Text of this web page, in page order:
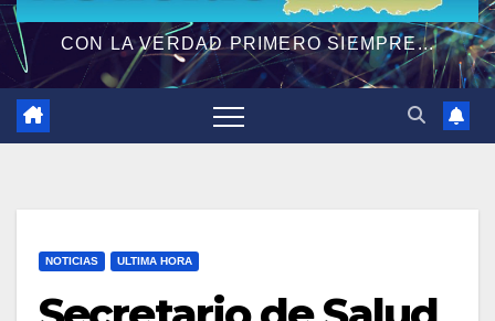
CON LA VERDAD PRIMERO SIEMPRE...
NOTICIAS ULTIMA HORA